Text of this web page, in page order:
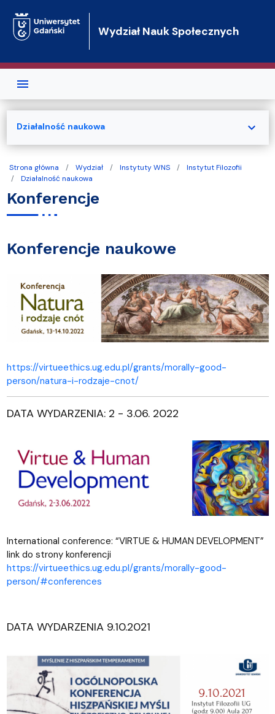
Wydział Nauk Społecznych
Strona główna Wydział Instytuty WNS
Instytut Filozofii
Działalność naukowa
Konferencje
Konferencje naukowe
https://virtueethics.ug.edu.pl/grants/morally-good-
person/natura-i-rodzaje-cnot/
DATA WYDARZENIA: 2 - 3.06. 2022
International conference: “VIRTUE & HUMAN DEVELOPMENT”
link do strony konferencji
https://virtueethics.ug.edu.pl/grants/morally-good-
person/#conferences
DATA WYDARZENIA 9.10.2021
Działalność naukowa expand_more